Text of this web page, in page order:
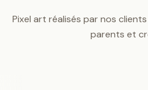
Pixel art réalisés par nos
parents et